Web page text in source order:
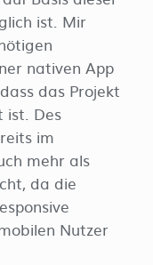
ist. Mir
nativen App
das Projekt
ist. Des
im
mehr als
da die
Nutzer